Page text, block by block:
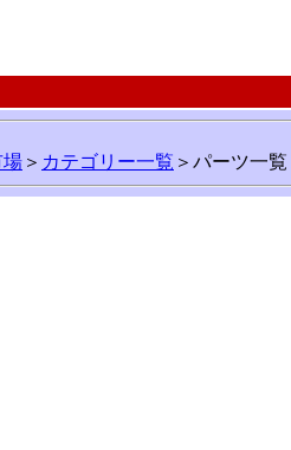
場 ＞ カテゴリー一覧 ＞パーツ一覧